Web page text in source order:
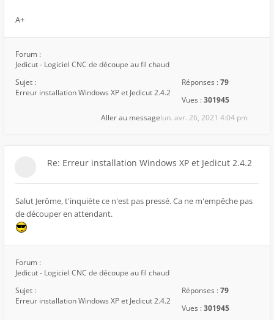
A+
Forum :
Jedicut - Logiciel CNC de découpe au fil chaud
Sujet :
Erreur installation Windows XP et Jedicut 2.4.2
Réponses :79
Vues :301945
lun. avr. 26, 2021 4:04 pm
Aller au message
Re: Erreur installation Windows XP et Jedicut 2.4.2
Salut Jerôme, t'inquiète ce n'est pas pressé. Ca ne m'empêche pas
de découper en attendant.
Forum :
Jedicut - Logiciel CNC de découpe au fil chaud
Sujet :
Erreur installation Windows XP et Jedicut 2.4.2
Réponses :79
Vues :301945